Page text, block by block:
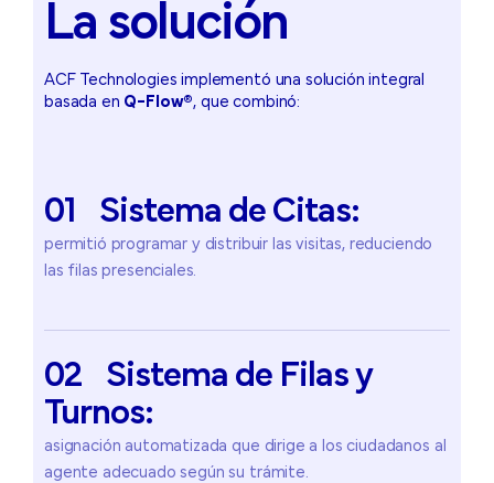
La solución
ACF Technologies implementó una solución integral
basada en Q-Flow®, que combinó:
01 Sistema de Citas:
permitió programar y distribuir las visitas, reduciendo
las filas presenciales.
02 Sistema de Filas y
Turnos:
asignación automatizada que dirige a los ciudadanos al
agente adecuado según su trámite.